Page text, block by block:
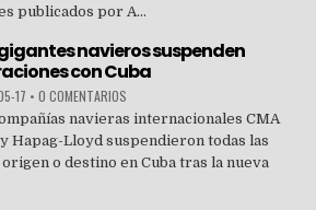
publicados por A...
navieros suspenden
con Cuba
17 • 0 COMENTARIOS
navieras internacionales CMA
y Hapag-Lloyd suspendieron todas las
o destino en Cuba tras la nueva